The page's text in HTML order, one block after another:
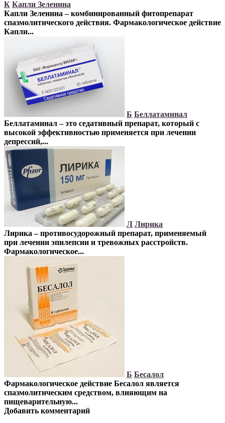
К Капли Зеленина
Капли Зеленина – комбинированный фитопрепарат
спазмолитического действия. Фармакологическое действие
Капли...
Б Беллатаминал
Беллатаминал – это седативный препарат, который с
высокой эффективностью применяется при лечении
депрессий,...
Л Лирика
Лирика – противосудорожный препарат, применяемый
при лечении эпилепсии и тревожных расстройств.
Фармакологическое...
Б Бесалол
Фармакологическое действие Бесалол является
спазмолитическим средством, влияющим на
пищеварительную...
Добавить комментарий